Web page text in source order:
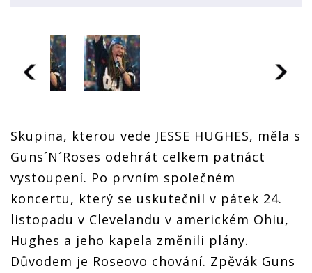
Skupina, kterou vede JESSE HUGHES, měla s
Guns´N´Roses odehrát celkem patnáct
vystoupení. Po prvním společném
koncertu, který se uskutečnil v pátek 24.
listopadu v Clevelandu v americkém Ohiu,
Hughes a jeho kapela změnili plány.
Důvodem je Roseovo chování. Zpěvák Guns